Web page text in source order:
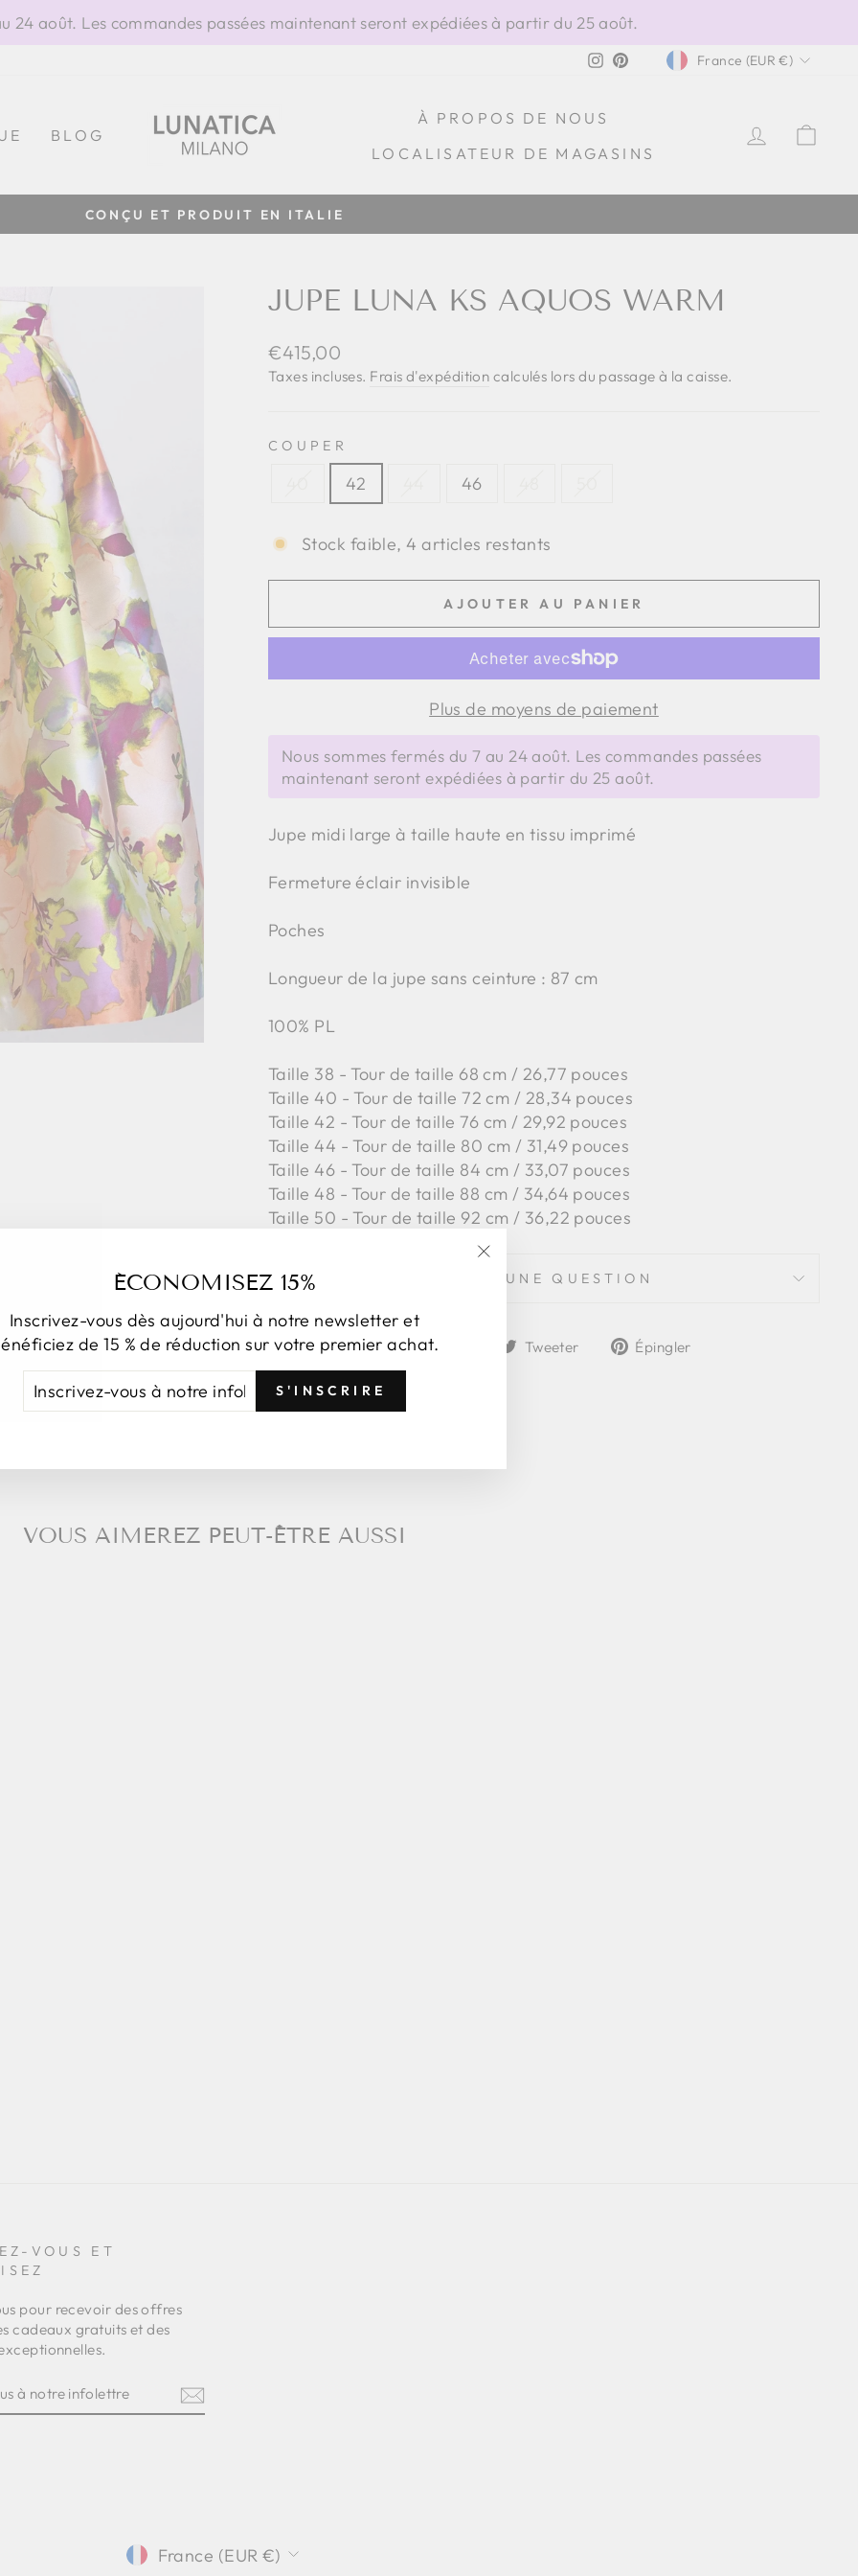
24 août. Les commandes passées maintenant seront expédiées à partir du 25 août.
Instagram
PinterestDEVISE
France (EUR €)
BLOG
À PROPOS DE NOUS
LOCALISATEUR DE MAGASINS
SE
Diaporama
100% FABRIQUÉ EN ITALIE
ÉCONOMISEZ 15%
Inscrivez-vous dès aujourd'hui à notre newsletter et
de 15 % de réduction sur votre premier achat.
S'INSCRIRE
"Fermer
JUPE LUNA KS AQUOS WARM
Prix
régulier
€415,00
Taxes incluses. Frais d'expédition calculés lors du passage à la caisse.
COUPER
42 46
Stock faible, 4 articles restants
AJOUTER AU PANIER
Plus de moyens de paiement
Nous sommes fermés du 7 au 24 août. Les commandes passées
maintenant seront expédiées à partir du 25 août.
Jupe midi large à taille haute en tissu imprimé
Fermeture éclair invisible
Poches
Longueur de la jupe sans ceinture : 87 cm
100% PL
Taille 38 - Tour de taille 68 cm / 26,77 pouces
Taille 40 - Tour de taille 72 cm / 28,34 pouces
Taille 42 - Tour de taille 76 cm / 29,92 pouces
Taille 44 - Tour de taille 80 cm / 31,49 pouces
Taille 46 - Tour de taille 84 cm / 33,07 pouces
Taille 48 - Tour de taille 88 cm / 34,64 pouces
Taille 50 - Tour de taille 92 cm / 36,22 pouces
POSER UNE QUESTION
Partager
Partager
Tweeter
TweeterÉpingler
VOUS AIMEREZ PEUT-ÊTRE AUSSI
VOUS ET
pour recevoir des offres
cadeaux gratuits et des
DEVISE
France (EUR €)